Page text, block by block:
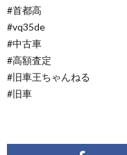
#首都高
#vq35de
#中古車
#高額査定
#旧車王ちゃんねる
#旧車